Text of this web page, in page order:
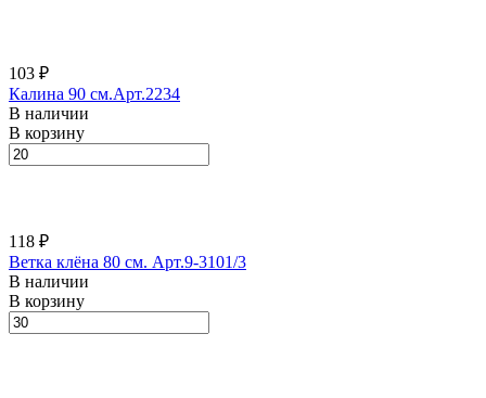
103 ₽
Калина 90 см.Арт.2234
В наличии
В корзину
118 ₽
Ветка клёна 80 см. Арт.9-3101/3
В наличии
В корзину